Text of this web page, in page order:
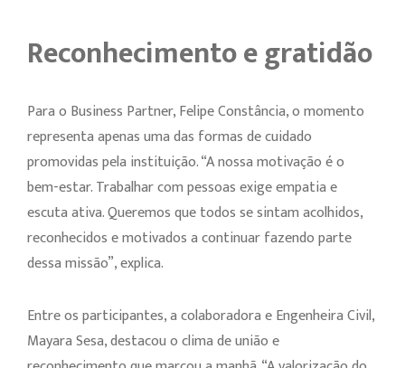
Reconhecimento e gratidão
Para o Business Partner, Felipe Constância, o momento
representa apenas uma das formas de cuidado
promovidas pela instituição. “A nossa motivação é o
bem-estar. Trabalhar com pessoas exige empatia e
escuta ativa. Queremos que todos se sintam acolhidos,
reconhecidos e motivados a continuar fazendo parte
dessa missão”, explica.
Entre os participantes, a colaboradora e Engenheira Civil,
Mayara Sesa, destacou o clima de união e